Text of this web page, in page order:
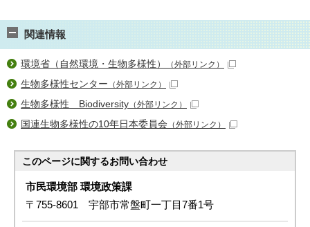
関連情報
環境省（自然環境・生物多様性） （外部リンク）
生物多様性センター （外部リンク）
生物多様性 Biodiversity （外部リンク）
国連生物多様性の10年日本委員会 （外部リンク）
このページに関するお問い合わせ
市民環境部 環境政策課
〒755-8601 宇部市常盤町一丁目7番1号